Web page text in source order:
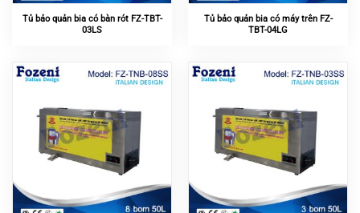
Tủ bảo quản bia có bàn rót FZ-TBT-
03LS
Tủ bảo quản bia có máy trên FZ-
TBT-04LG